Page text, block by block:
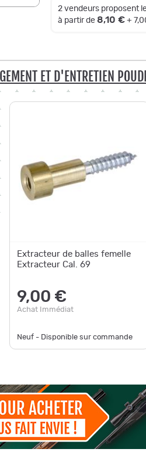
2 vendeurs proposent
à partir de 8,10 € +
ET D'ENTRETIEN
Extracteur de balles femelle
Extracteur Cal. 69
9,00 €
Achat Immédiat
Neuf - Disponible sur commande